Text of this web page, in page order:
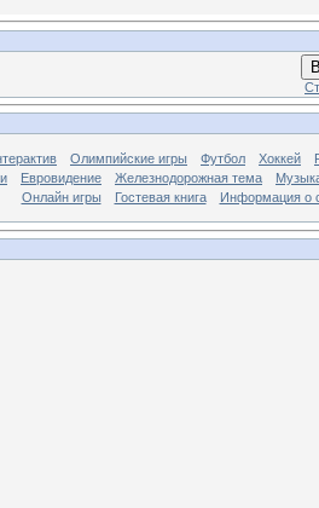
Олимпийские игры Футбол Хоккей
Евровидение Железнодорожная тема
Онлайн игры
Гостевая книга Информация о